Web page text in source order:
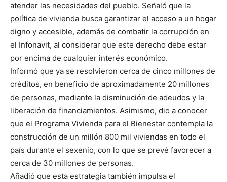
atender las necesidades del pueblo. Señaló que la
política de vivienda busca garantizar el acceso a un hogar
digno y accesible, además de combatir la corrupción en
el Infonavit, al considerar que este derecho debe estar
por encima de cualquier interés económico.
Informó que ya se resolvieron cerca de cinco millones de
créditos, en beneficio de aproximadamente 20 millones
de personas, mediante la disminución de adeudos y la
liberación de financiamientos. Asimismo, dio a conocer
que el Programa Vivienda para el Bienestar contempla la
construcción de un millón 800 mil viviendas en todo el
país durante el sexenio, con lo que se prevé favorecer a
cerca de 30 millones de personas.
Añadió que esta estrategia también impulsa el